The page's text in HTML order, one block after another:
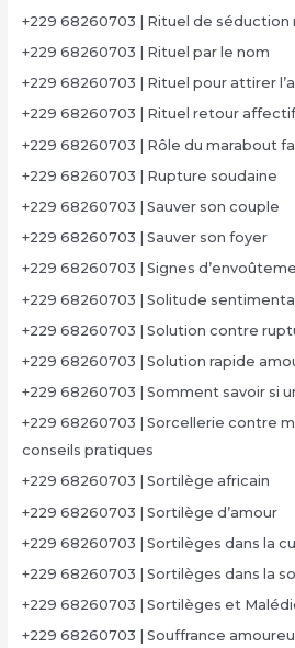
+229 68260703 | Rituel de séduction
+229 68260703 | Rituel par le nom
+229 68260703 | Rituel pour attirer
+229 68260703 | Rituel retour affectif
+229 68260703 | Rôle du marabout
+229 68260703 | Rupture soudaine
+229 68260703 | Sauver son couple
+229 68260703 | Sauver son foyer
+229 68260703 | Signes
+229 68260703 | Solitude
+229 68260703 | Solution contre
+229 68260703 | Solution rapide
+229 68260703 | Somment savoir si
+229 68260703 | Sorcellerie contre
conseils pratiques
+229 68260703 | Sortilège africain
+229 68260703 | Sortilège d’amour
+229 68260703 | Sortilèges dans la
+229 68260703 | Sortilèges dans la
+229 68260703 | Sortilèges et
+229 68260703 | Souffrance